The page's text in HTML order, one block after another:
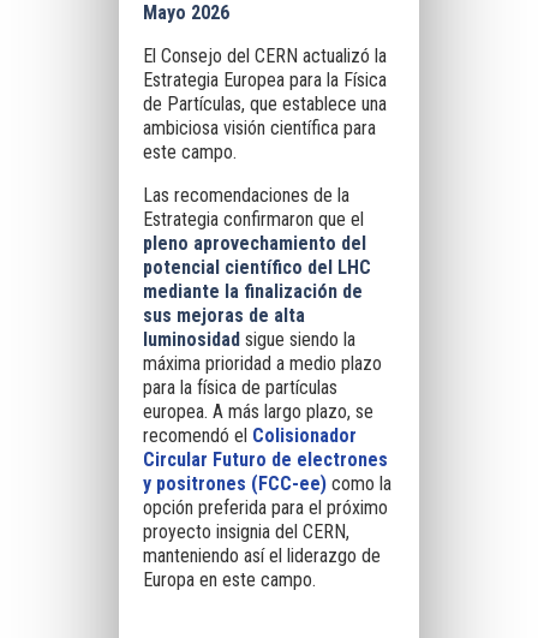
Mayo 2026
El Consejo del CERN actualizó la
Estrategia Europea para la Física
de Partículas, que establece una
ambiciosa visión científica para
este campo.
Las recomendaciones de la
Estrategia confirmaron que el
pleno aprovechamiento del
potencial científico del LHC
mediante la finalización de
sus mejoras de alta
luminosidadsigue siendo la
máxima prioridad a medio plazo
para la física de partículas
europea. A más largo plazo, se
recomendó el Colisionador
Circular Futuro de electrones
y positrones (FCC-ee)como la
opción preferida para el próximo
proyecto insignia del CERN,
manteniendo así el liderazgo de
Europa en este campo.